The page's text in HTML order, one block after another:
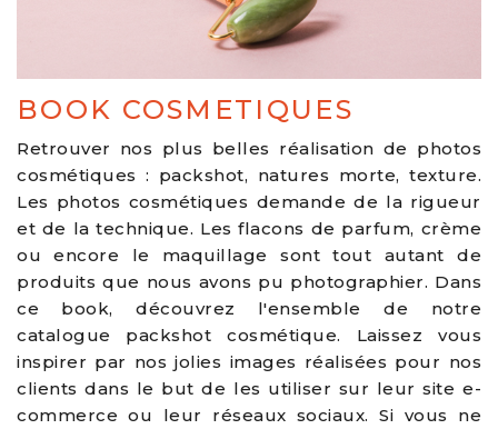
BOOK COSMETIQUES
Retrouver nos plus belles réalisation de photos
cosmétiques : packshot, natures morte, texture.
Les photos cosmétiques demande de la rigueur
et de la technique. Les flacons de parfum, crème
ou encore le maquillage sont tout autant de
produits que nous avons pu photographier. Dans
ce book, découvrez l'ensemble de notre
catalogue packshot cosmétique. Laissez vous
inspirer par nos jolies images réalisées pour nos
clients dans le but de les utiliser sur leur site e-
commerce ou leur réseaux sociaux. Si vous ne